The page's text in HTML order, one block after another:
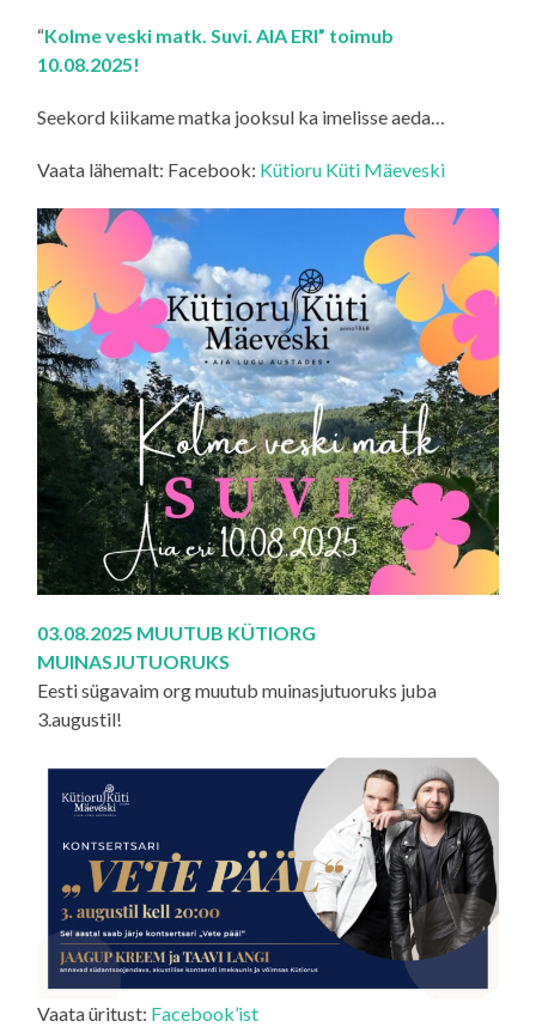
“Kolme veski matk. Suvi. AIA ERI” toimub
10.08.2025!
Seekord kiikame matka jooksul ka imelisse aeda…
Vaata lähemalt: Facebook: Kütioru Küti Mäeveski
03.08.2025 MUUTUB KÜTIORG
MUINASJUTUORUKS
Eesti sügavaim org muutub muinasjutuoruks juba
3.augustil!
Vaata üritust: Facebook’ist